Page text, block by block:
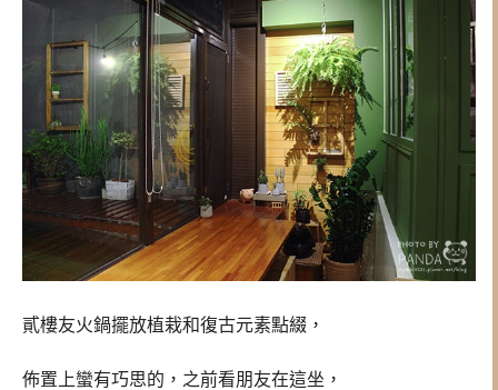
貳樓友火鍋擺放植栽和復古元素點綴，
佈置上蠻有巧思的，之前看朋友在這坐，